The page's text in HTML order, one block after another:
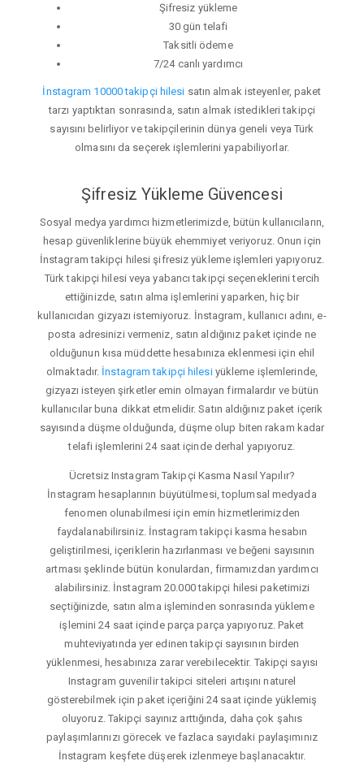
Şifresiz yükleme
30 gün telafi
Taksitli ödeme
7/24 canlı yardımcı
İnstagram 10000 takipçi hilesi satın almak isteyenler, paket
tarzı yaptıktan sonrasında, satın almak istedikleri takipçi
sayısını belirliyor ve takipçilerinin dünya geneli veya Türk
olmasını da seçerek işlemlerini yapabiliyorlar.
Şifresiz Yükleme Güvencesi
Sosyal medya yardımcı hizmetlerimizde, bütün kullanıcıların,
hesap güvenliklerine büyük ehemmiyet veriyoruz. Onun için
İnstagram takipçi hilesi şifresiz yükleme işlemleri yapıyoruz.
Türk takipçi hilesi veya yabancı takipçi seçeneklerini tercih
ettiğinizde, satın alma işlemlerini yaparken, hiç bir
kullanıcıdan gizyazı istemiyoruz. İnstagram, kullanıcı adını, e-
posta adresinizi vermeniz, satın aldığınız paket içinde ne
olduğunun kısa müddette hesabınıza eklenmesi için ehil
olmaktadır. İnstagram takipçi hilesiyükleme işlemlerinde,
gizyazı isteyen şirketler emin olmayan firmalardır ve bütün
kullanıcılar buna dikkat etmelidir. Satın aldığınız paket içerik
sayısında düşme olduğunda, düşme olup biten rakam kadar
telafi işlemlerini 24 saat içinde derhal yapıyoruz.
Ücretsiz Instagram Takipçi Kasma Nasıl Yapılır?
İnstagram hesaplarının büyütülmesi, toplumsal medyada
fenomen olunabilmesi için emin hizmetlerimizden
faydalanabilirsiniz. İnstagram takipçi kasma hesabın
geliştirilmesi, içeriklerin hazırlanması ve beğeni sayısının
artması şeklinde bütün konulardan, firmamızdan yardımcı
alabilirsiniz. İnstagram 20.000 takipçi hilesi paketimizi
seçtiğinizde, satın alma işleminden sonrasında yükleme
işlemini 24 saat içinde parça parça yapıyoruz. Paket
muhteviyatında yer edinen takipçi sayısının birden
yüklenmesi, hesabınıza zarar verebilecektir. Takipçi sayısı
Instagram guvenilir takipci siteleri artışını naturel
gösterebilmek için paket içeriğini 24 saat içinde yüklemiş
oluyoruz. Takipçi sayınız arttığında, daha çok şahıs
paylaşımlarınızı görecek ve fazlaca sayıdaki paylaşımınız
İnstagram keşfete düşerek izlenmeye başlanacaktır.